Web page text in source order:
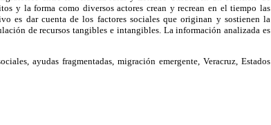
y la forma como diversos actores crean y recrean en el tiempo las
es dar cuenta de los factores sociales que originan y sostienen la
de recursos tangibles e intangibles. La información analizada es
ayudas fragmentadas, migración emergente, Veracruz, Estados